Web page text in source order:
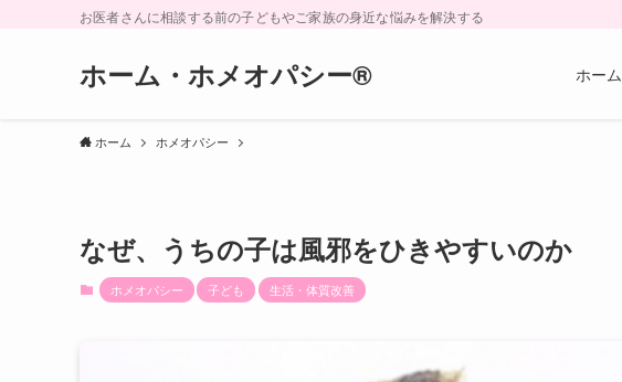
お医者さんに相談する前の子どもやご家族の身近な悩みを解決する
ホーム・ホメオパシー®︎ ホーム
ホーム ホメオパシー
なぜ、うちの子は風邪をひきやすいのか
ホメオパシー 子ども 生活・体質改善